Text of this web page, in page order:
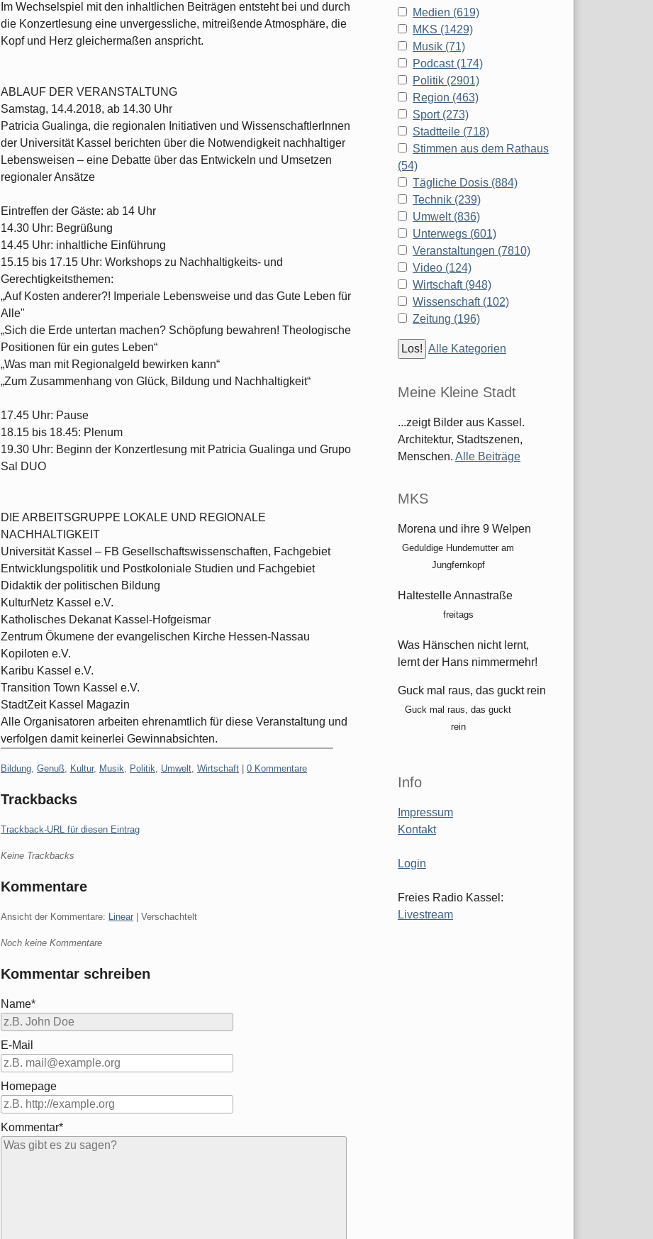
Im Wechselspiel mit den inhaltlichen Beiträgen entsteht bei und durch
die Konzertlesung eine unvergessliche, mitreißende Atmosphäre, die
Kopf und Herz gleichermaßen anspricht.
ABLAUF DER VERANSTALTUNG
Samstag, 14.4.2018, ab 14.30 Uhr
Patricia Gualinga, die regionalen Initiativen und WissenschaftlerInnen
der Universität Kassel berichten über die Notwendigkeit nachhaltiger
Lebensweisen – eine Debatte über das Entwickeln und Umsetzen
regionaler Ansätze
Eintreffen der Gäste: ab 14 Uhr
14.30 Uhr: Begrüßung
14.45 Uhr: inhaltliche Einführung
15.15 bis 17.15 Uhr: Workshops zu Nachhaltigkeits- und
Gerechtigkeitsthemen:
„Auf Kosten anderer?! Imperiale Lebensweise und das Gute Leben für
Alle"
„Sich die Erde untertan machen? Schöpfung bewahren! Theologische
Positionen für ein gutes Leben“
„Was man mit Regionalgeld bewirken kann“
„Zum Zusammenhang von Glück, Bildung und Nachhaltigkeit“
17.45 Uhr: Pause
18.15 bis 18.45: Plenum
19.30 Uhr: Beginn der Konzertlesung mit Patricia Gualinga und Grupo
Sal DUO
DIE ARBEITSGRUPPE LOKALE UND REGIONALE
NACHHALTIGKEIT
Universität Kassel – FB Gesellschaftswissenschaften, Fachgebiet
Entwicklungspolitik und Postkoloniale Studien und Fachgebiet
Didaktik der politischen Bildung
KulturNetz Kassel e.V.
Katholisches Dekanat Kassel-Hofgeismar
Zentrum Ökumene der evangelischen Kirche Hessen-Nassau
Kopiloten e.V.
Karibu Kassel e.V.
Transition Town Kassel e.V.
StadtZeit Kassel Magazin
Alle Organisatoren arbeiten ehrenamtlich für diese Veranstaltung und
verfolgen damit keinerlei Gewinnabsichten.
Kategorien:
Bildung, Genuß, Kultur, Musik, Politik, Umwelt, Wirtschaft 0 Kommentare
Trackbacks
Trackback-URL für diesen Eintrag
Keine Trackbacks
Kommentare
Ansicht der Kommentare: Linear | Verschachtelt
Noch keine Kommentare
Kommentar schreiben
Name*
E-Mail
Homepage
Kommentar*
Medien (619)
MKS (1429)
Musik (71)
Podcast (174)
Politik (2901)
Region (463)
Sport (273)
Stadtteile (718)
Stimmen aus dem Rathaus
(54)
Tägliche Dosis (884)
Technik (239)
Umwelt (836)
Unterwegs (601)
Veranstaltungen (7810)
Video (124)
Wirtschaft (948)
Wissenschaft (102)
Zeitung (196)
Alle Kategorien
Meine Kleine Stadt
...zeigt Bilder aus Kassel.
Architektur, Stadtszenen,
Menschen. Alle Beiträge
MKS
Morena und ihre 9 Welpen
Geduldige Hundemutter am
Jungfernkopf
Haltestelle Annastraße
freitags
Was Hänschen nicht lernt,
lernt der Hans nimmermehr!
Guck mal raus, das guckt rein
Guck mal raus, das guckt
rein
Info
Impressum
Kontakt
Login
Freies Radio Kassel:
Livestream